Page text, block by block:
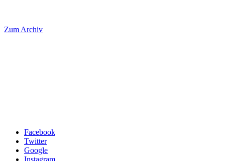
Zum Archiv
Facebook
Twitter
Google
Instagram